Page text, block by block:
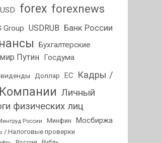
forex forexnews
Group USDRUB Банк России
Бухгалтерские
Путин Госдума
Доллар ЕС
Кадры /
Компании Личный
физических лиц
России Минфин Мосбиржа
/ Налоговые проверки